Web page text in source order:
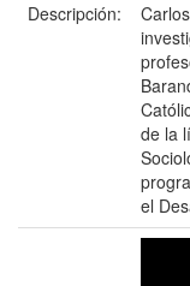
Descripción:
de la
el